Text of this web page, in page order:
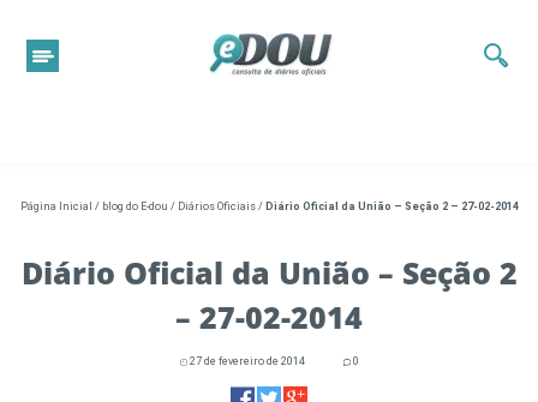
Página Inicial / blog do E-dou / Diários Oficiais/ Diário Oficial da União – Seção 2 – 27-02-2014
Diário Oficial da União – Seção 2
– 27-02-2014
27 de fevereiro de 2014 0